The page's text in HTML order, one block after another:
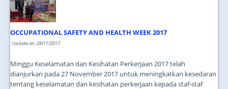
OCCUPATIONAL SAFETY AND HEALTH WEEK 2017
Update on: 28/11/2017
Minggu Keselamatan dan Kesihatan Perkerjaan 2017 telah
dianjurkan pada 27 November 2017 untuk meningkatkan kesedaran
tentang keselamatan dan kesihatan perkerjaan kepada staf-staf